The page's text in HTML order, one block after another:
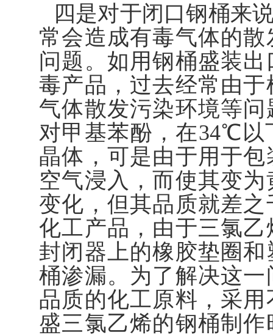
四是对于闭口钢桶来
常会造成有毒气体的
问题。如用钢桶盛装
毒产品，过去经常由
气体散发污染环境等
对甲基苯酚，在34℃以
晶体，可是由于用于
空气浸入，而使其变
变化，但其品质就差
化工产品，由于三氯
封闭器上的橡胶垫圈
桶渗漏。为了解决这
品质的化工原料，采
盛三氯乙烯的钢桶制